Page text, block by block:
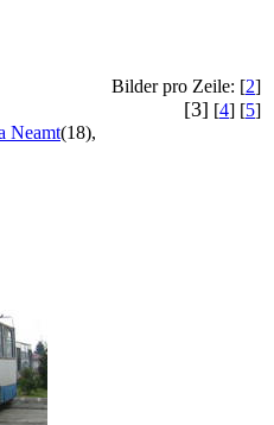
Neamt(18),
Bilder pro Zeile: [2]
[3] [4] [5]